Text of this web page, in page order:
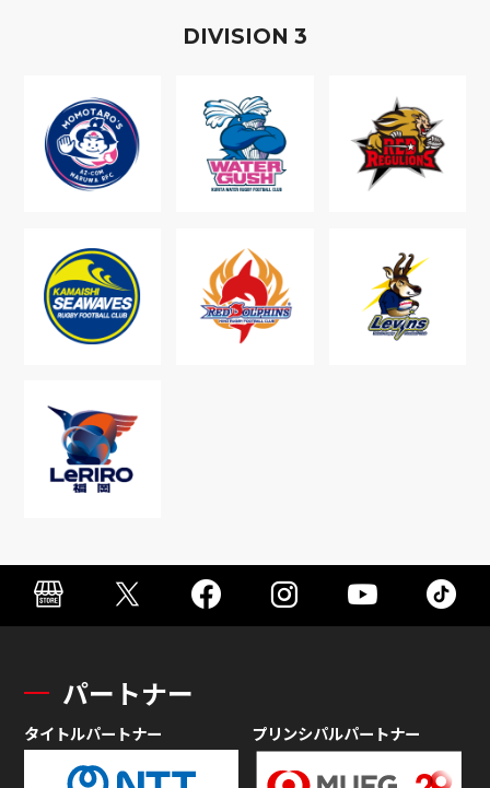
DIVISION 3
パートナー
タイトルパートナー プリンシパルパートナー